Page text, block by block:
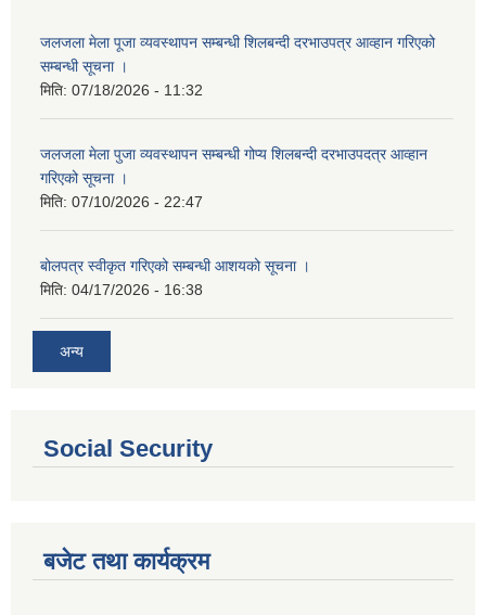
जलजला मेला पूजा व्यवस्थापन सम्बन्धी शिलबन्दी दरभाउपत्र आव्हान गरिएको
सम्बन्धी सूचना ।
मिति: 07/18/2026 - 11:32
जलजला मेला पुजा व्यवस्थापन सम्बन्धी गोप्य शिलबन्दी दरभाउपदत्र आव्हान
गरिएको सूचना ।
मिति: 07/10/2026 - 22:47
बोलपत्र स्वीकृत गरिएको सम्बन्धी आशयको सूचना ।
मिति: 04/17/2026 - 16:38
अन्य
Social Security
बजेट तथा कार्यक्रम